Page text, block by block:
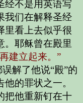
经不是用英语写
我们在解释圣经
里看上去似乎很
。耶稣曾在殿里
建立起来。”
解了他说“殿”的
的罪状之一。
把他重新钉在十